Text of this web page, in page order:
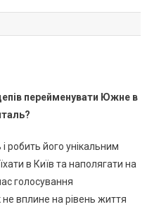
перейменувати Южне в
робить його унікальним
в Київ та наполягати на
голосування
не вплине на рівень життя